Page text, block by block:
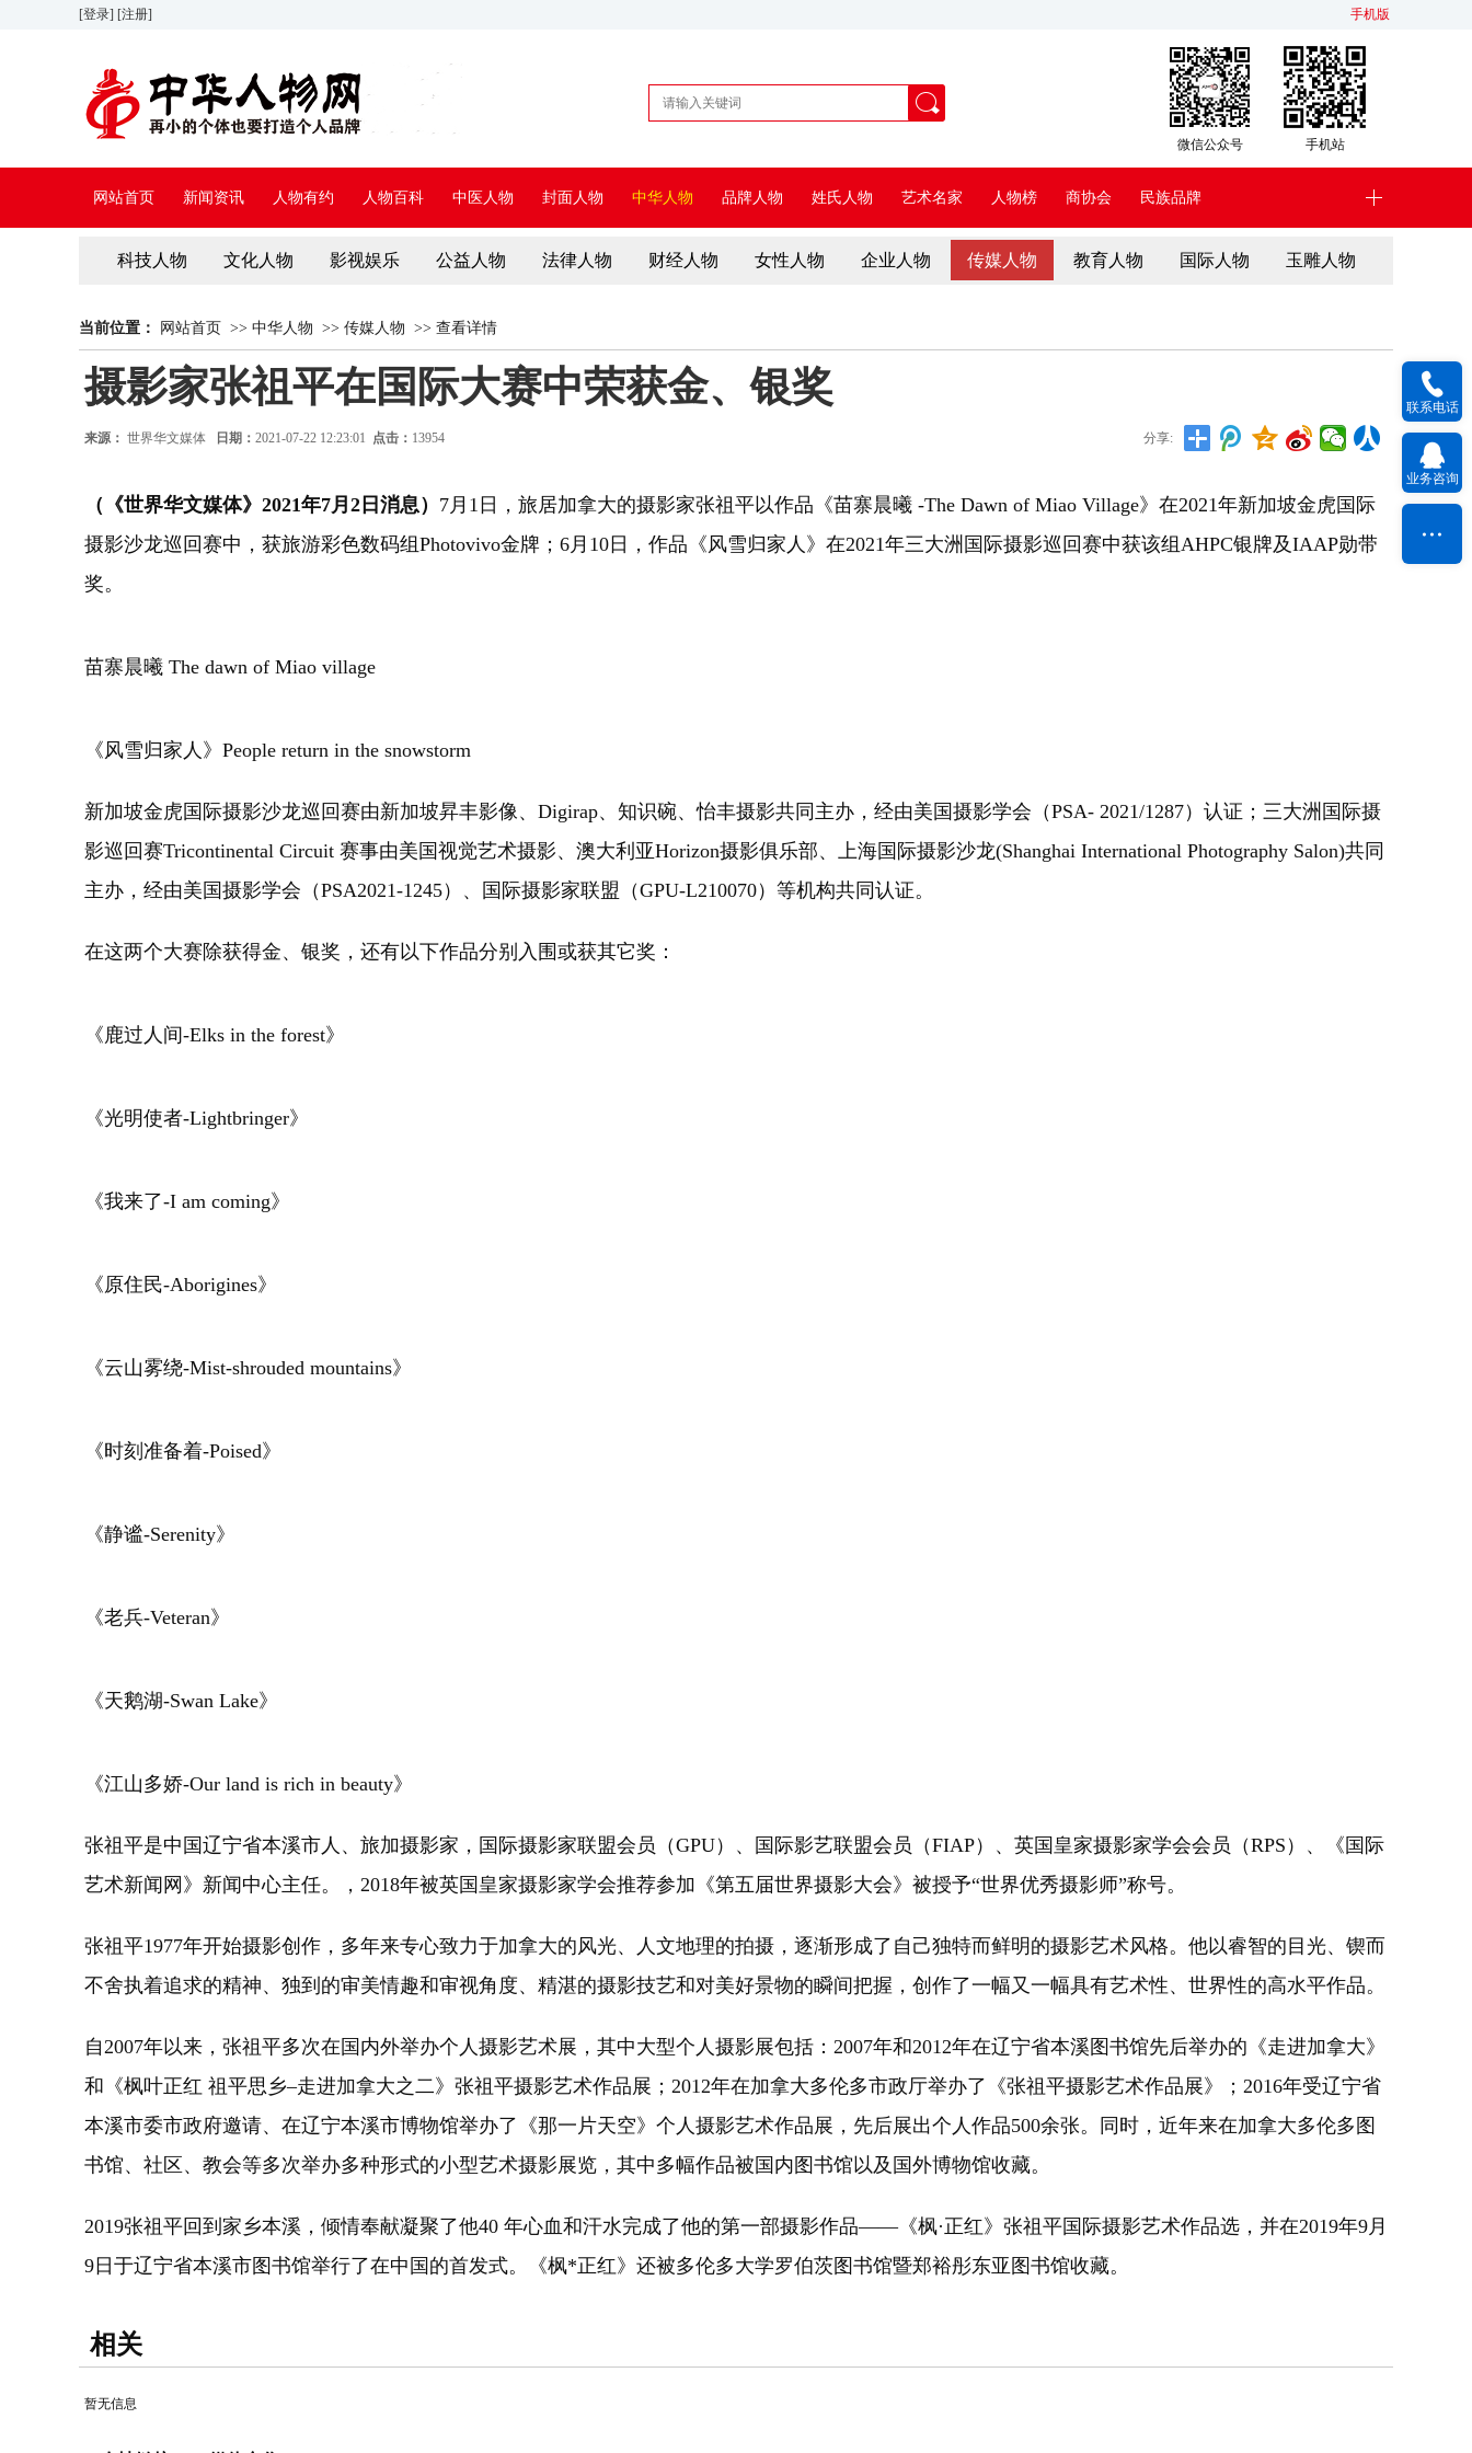
[登录] [注册] 手机版
手机站
微信公众号
网站首页 新闻资讯 人物有约 人物百科 中医人物 封面人物 中华人物 品牌人物 姓氏人物 艺术名家 人物榜 商协会 民族品牌
科技人物 文化人物 影视娱乐 公益人物 法律人物 财经人物 女性人物 企业人物 传媒人物 教育人物 国际人物 玉雕人物
当前位置： 网站首页 >> 中华人物 >> 传媒人物 >> 查看详情
摄影家张祖平在国际大赛中荣获金、银奖
来源： 世界华文媒体 日期： 2021-07-22 12:23:01 点击： 13954 分享:
（《世界华文媒体》2021年7月2日消息） 7月1日，旅居加拿大的摄影家张祖平以作品《苗寨晨曦 -The Dawn of Miao Village》在2021年新加坡金虎国际
摄影沙龙巡回赛中，获旅游彩色数码组Photovivo金牌；6月10日，作品《风雪归家人》在2021年三大洲国际摄影巡回赛中获该组AHPC银牌及IAAP勋带
奖。
苗寨晨曦 The dawn of Miao village
《风雪归家人》People return in the snowstorm
新加坡金虎国际摄影沙龙巡回赛由新加坡昇丰影像、Digirap、知识碗、怡丰摄影共同主办，经由美国摄影学会（PSA- 2021/1287）认证；三大洲国际摄
影巡回赛Tricontinental Circuit 赛事由美国视觉艺术摄影、澳大利亚Horizon摄影俱乐部、上海国际摄影沙龙(Shanghai International Photography Salon)共同
主办，经由美国摄影学会（PSA2021-1245）、国际摄影家联盟（GPU-L210070）等机构共同认证。
在这两个大赛除获得金、银奖，还有以下作品分别入围或获其它奖：
《鹿过人间-Elks in the forest》
《光明使者-Lightbringer》
《我来了-I am coming》
《原住民-Aborigines》
《云山雾绕-Mist-shrouded mountains》
《时刻准备着-Poised》
《静谧-Serenity》
《老兵-Veteran》
《天鹅湖-Swan Lake》
《江山多娇-Our land is rich in beauty》
张祖平是中国辽宁省本溪市人、旅加摄影家，国际摄影家联盟会员（GPU）、国际影艺联盟会员（FIAP）、英国皇家摄影家学会会员（RPS）、《国际
艺术新闻网》新闻中心主任。，2018年被英国皇家摄影家学会推荐参加《第五届世界摄影大会》被授予“世界优秀摄影师”称号。
张祖平1977年开始摄影创作，多年来专心致力于加拿大的风光、人文地理的拍摄，逐渐形成了自己独特而鲜明的摄影艺术风格。他以睿智的目光、锲而
不舍执着追求的精神、独到的审美情趣和审视角度、精湛的摄影技艺和对美好景物的瞬间把握，创作了一幅又一幅具有艺术性、世界性的高水平作品。
自2007年以来，张祖平多次在国内外举办个人摄影艺术展，其中大型个人摄影展包括：2007年和2012年在辽宁省本溪图书馆先后举办的《走进加拿大》
和《枫叶正红 祖平思乡–走进加拿大之二》张祖平摄影艺术作品展；2012年在加拿大多伦多市政厅举办了《张祖平摄影艺术作品展》；2016年受辽宁省
本溪市委市政府邀请、在辽宁本溪市博物馆举办了《那一片天空》个人摄影艺术作品展，先后展出个人作品500余张。同时，近年来在加拿大多伦多图
书馆、社区、教会等多次举办多种形式的小型艺术摄影展览，其中多幅作品被国内图书馆以及国外博物馆收藏。
2019张祖平回到家乡本溪，倾情奉献凝聚了他40 年心血和汗水完成了他的第一部摄影作品——《枫·正红》张祖平国际摄影艺术作品选，并在2019年9月
9日于辽宁省本溪市图书馆举行了在中国的首发式。《枫*正红》还被多伦多大学罗伯茨图书馆暨郑裕彤东亚图书馆收藏。
相关
暂无信息
联系电话
业务咨询